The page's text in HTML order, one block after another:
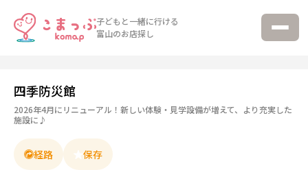
子どもと一緒に行ける
富山のお店探し
四季防災館
2026年4月にリニューアル！新しい体験・見学設備が増えて、より充実した
施設に♪
経路 保存